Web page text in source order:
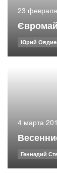
23
Юрий
4 марта
Геннадий